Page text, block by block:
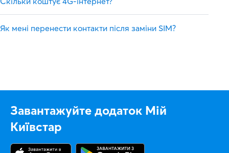
Як мені перенести контакти після заміни SIM?
Завантажуйте додаток Мій
Київстар